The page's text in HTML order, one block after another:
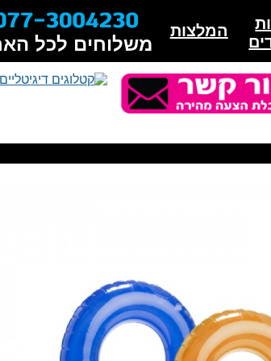
המלצות
משלוחים לכל